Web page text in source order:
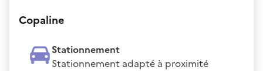
Copaline
Stationnement
Stationnement adapté à proximité